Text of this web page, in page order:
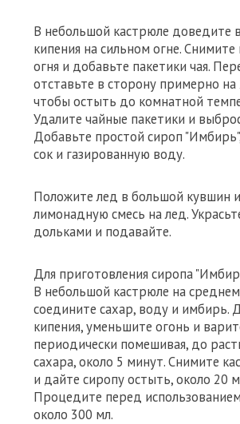
В небольшой кастрюле доведите
кипения на сильном огне.
огня и добавьте пакетики чая.
отставьте в сторону примерно
чтобы остыть до комнатной
Удалите чайные пакетики и
Добавьте простой сироп
сок и газированную воду.
Положите лед в большой кувшин
лимонадную смесь на лед.
дольками и подавайте.
Для приготовления сиропа
В небольшой кастрюле на
соедините сахар, воду и имбирь.
кипения, уменьшите огонь и
периодически помешивая, до
сахара, около 5 минут. Снимите
и дайте сиропу остыть, около 20
Процедите перед
около 300 мл.